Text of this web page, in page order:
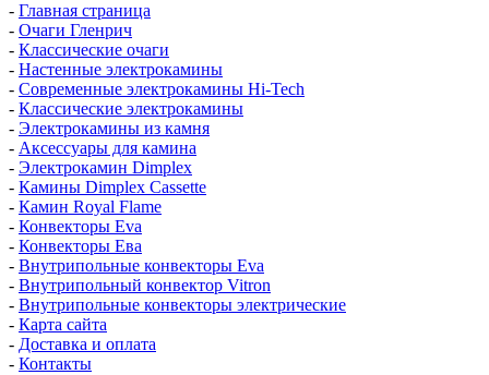
- Главная страница
- Очаги Гленрич
- Классические очаги
- Настенные электрокамины
- Современные электрокамины Hi-Tech
- Классические электрокамины
- Электрокамины из камня
- Аксессуары для камина
- Электрокамин Dimplex
- Камины Dimplex Cassette
- Камин Royal Flame
- Конвекторы Eva
- Конвекторы Ева
- Внутрипольные конвекторы Eva
- Внутрипольный конвектор Vitron
- Внутрипольные конвекторы электрические
- Карта сайта
- Доставка и оплата
- Контакты